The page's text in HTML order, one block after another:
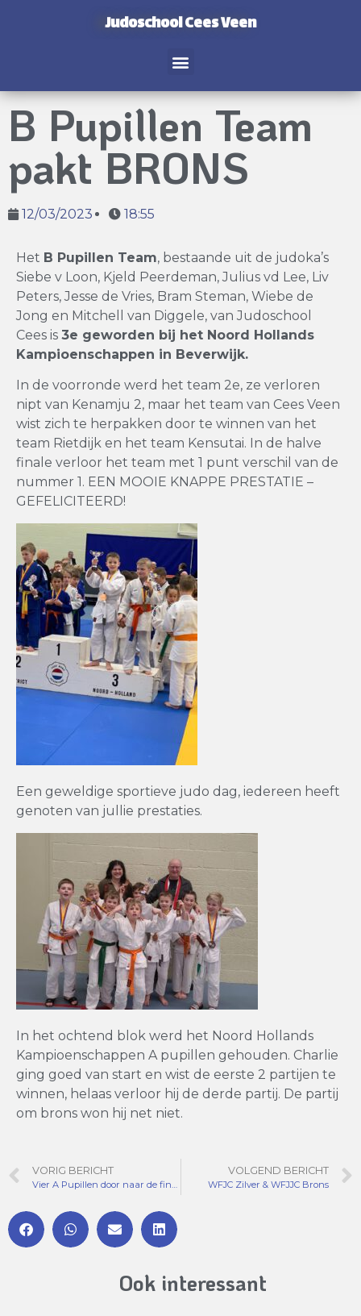
Judoschool Cees Veen
B Pupillen Team
pakt BRONS
12/03/2023 18:55
Het B Pupillen Team, bestaande uit de judoka’s
Siebe v Loon, Kjeld Peerdeman, Julius vd Lee, Liv
Peters, Jesse de Vries, Bram Steman, Wiebe de
Jong en Mitchell van Diggele, van Judoschool
Cees is 3e geworden bij het Noord Hollands
Kampioenschappen in Beverwijk.
In de voorronde werd het team 2e, ze verloren
nipt van Kenamju 2, maar het team van Cees Veen
wist zich te herpakken door te winnen van het
team Rietdijk en het team Kensutai. In de halve
finale verloor het team met 1 punt verschil van de
nummer 1. EEN MOOIE KNAPPE PRESTATIE –
GEFELICITEERD!
Een geweldige sportieve judo dag, iedereen heeft
genoten van jullie prestaties.
In het ochtend blok werd het Noord Hollands
Kampioenschappen A pupillen gehouden. Charlie
ging goed van start en wist de eerste 2 partijen te
winnen, helaas verloor hij de derde partij. De partij
om brons won hij net niet.
VORIG BERICHT
Vier A Pupillen door naar de finale!
VOLGEND BERICHT
WFJC Zilver & WFJJC Brons
Ook interessant